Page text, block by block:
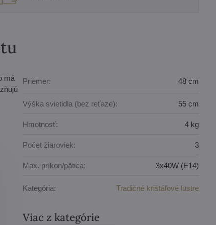
má
Priemer: 48 cm
Výška svietidla (bez reťaze): 55 cm
Hmotnosť: 4 kg
Počet žiaroviek: 3
Max. príkon/pätica: 3x40W (E14)
Kategória: Tradičné krištáľové lustre
Viac z kategórie